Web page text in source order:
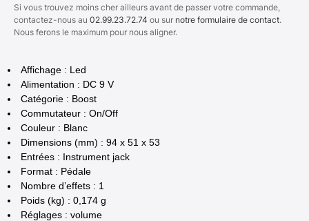
Si vous trouvez moins cher ailleurs avant de passer votre commande,
contactez-nous au 02.99.23.72.74 ou sur notre formulaire de contact.
Nous ferons le maximum pour nous aligner.
Affichage : Led
Alimentation : DC 9 V
Catégorie : Boost
Commutateur : On/Off
Couleur : Blanc
Dimensions (mm) : 94 x 51 x 53
Entrées : Instrument jack
Format : Pédale
Nombre d’effets : 1
Poids (kg) : 0,174 g
Réglages : volume